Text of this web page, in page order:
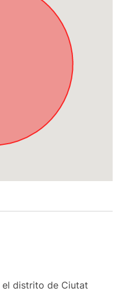
el distrito de Ciutat